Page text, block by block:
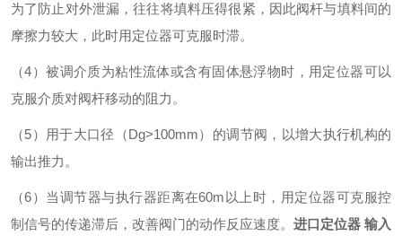
为了防止对外泄漏，往往将填料压得很紧，因此阀杆与填料间的
摩擦力较大，此时用定位器可克服时滞。
（4）被调介质为粘性流体或含有固体悬浮物时，用定位器可以
克服介质对阀杆移动的阻力。
（5）用于大口径（Dg>100mm）的调节阀，以增大执行机构的
输出推力。
（6）当调节器与执行器距离在60m以上时，用定位器可克服控
制信号的传递滞后，改善阀门的动作反应速度。 进口定位器 输入